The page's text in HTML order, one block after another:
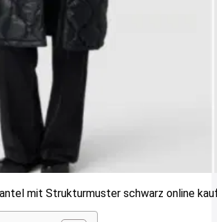
mit Strukturmuster schwarz online